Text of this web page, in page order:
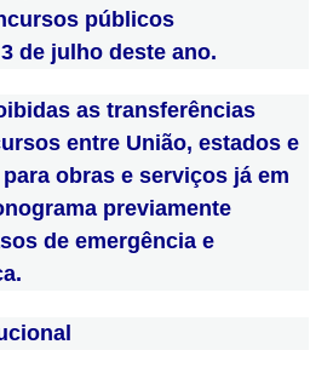
públicos
de julho deste ano.
as transferências
entre União, estados e
obras e serviços já em
previamente
de emergência e